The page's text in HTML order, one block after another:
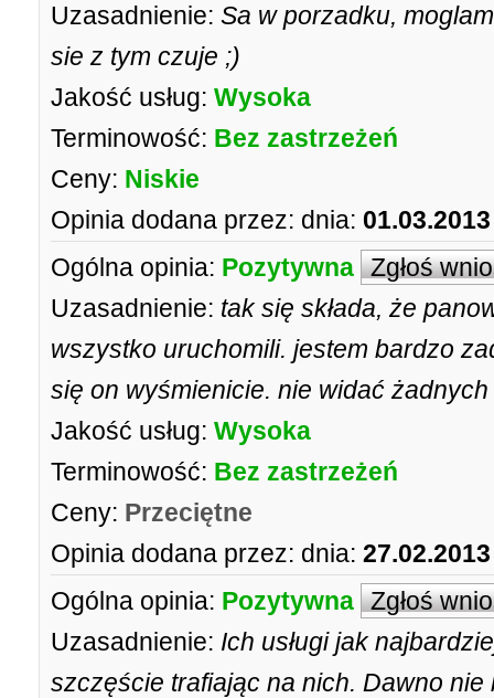
Uzasadnienie: Sa w porzadku,
sie z tym czuje ;)
Jakość usług: Wysoka
Terminowość: Bez zastrzeżeń
Ceny: Niskie
Opinia dodana przez: dnia:
Ogólna opinia: Pozytywna Zgłoś
Uzasadnienie: tak się składa, że
wszystko uruchomili. jestem bardzo
się on wyśmienicie. nie widać
Jakość usług: Wysoka
Terminowość: Bez zastrzeżeń
Ceny: Przeciętne
Opinia dodana przez: dnia:
Ogólna opinia: Pozytywna Zgłoś
Uzasadnienie: Ich usługi jak
szczęście trafiając na nich. Dawno nie